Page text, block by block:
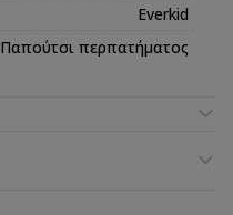
Everkid
Παπούτσι περπατήματος